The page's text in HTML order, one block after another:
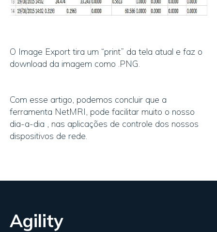
O Image Export tira um “print” da tela atual e faz o
download da imagem como .PNG.
Com esse artigo, podemos concluir que a
ferramenta NetMRI, pode facilitar muito o nosso
dia-a-dia , nas aplicações de controle dos nossos
dispositivos de rede.
Agility